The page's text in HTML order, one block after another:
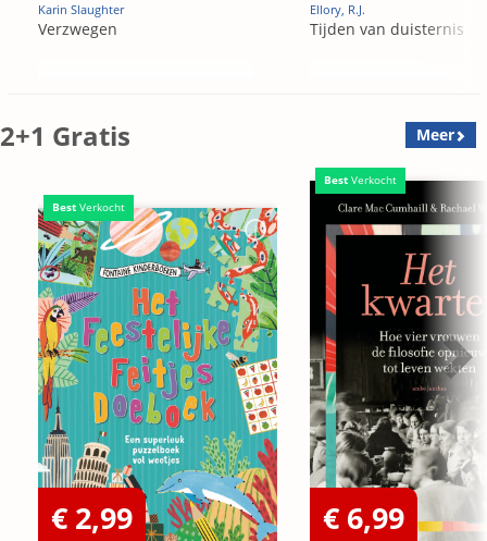
Karin Slaughter
Verzwegen
Ellory, R.J.
Tijden van duisternis
2+1 Gratis Meer
Best Verkocht
€ 2,99
Best Verkocht
€ 6,99